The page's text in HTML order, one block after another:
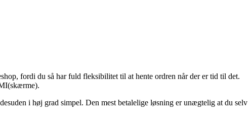
fordi du så har fuld fleksibilitet til at hente ordren når der er tid til det.
i høj grad simpel. Den mest betalelige løsning er unægtelig at du selv